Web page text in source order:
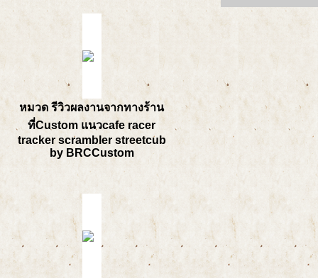
หมวด รีวิวผลงานจากทางร้าน
ที่Custom แนวcafe racer
tracker scrambler streetcub
by BRCCustom